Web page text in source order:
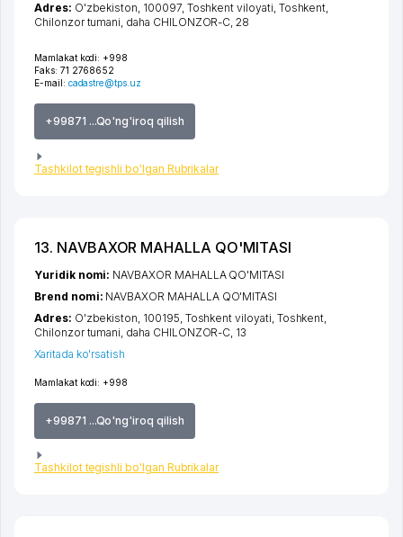
Mamlakat kodi: +998
Faks: 71 2768652
E-mail: cadastre@tps.uz
+99871 ...Qo'ng'iroq qilish
Tashkilot tegishli bo'lgan Rubrikalar
Adres: O'zbekiston, 100097, Toshkent viloyati, Toshkent,
Chilonzor tumani, daha CHILONZOR-C, 28
13. NAVBAXOR MAHALLA QO'MITASI
Mamlakat kodi: +998
+99871 ...Qo'ng'iroq qilish
Tashkilot tegishli bo'lgan Rubrikalar
Yuridik nomi: NAVBAXOR MAHALLA QO'MITASI
Brend nomi: NAVBAXOR MAHALLA QO'MITASI
Adres: O'zbekiston, 100195, Toshkent viloyati Toshkent
Chilonzor tumani daha CHILONZOR-C , 13
Xaritada ko'rsatish